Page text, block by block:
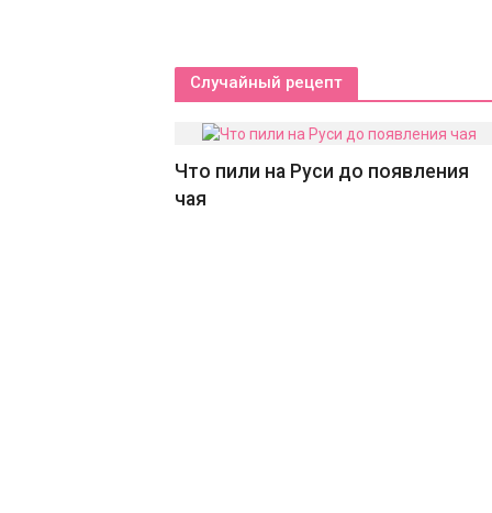
Случайный рецепт
Что пили на Руси до появления
чая